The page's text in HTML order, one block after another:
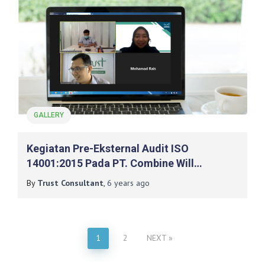
GALLERY
Kegiatan Pre-Eksternal Audit ISO
14001:2015 Pada PT. Combine Will
Industrial Indonesia
By Trust Consultant, 6 years ago
1 2 NEXT